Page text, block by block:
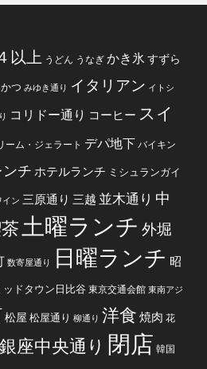
以上 うどん うなぎ かき氷 すずら
つ みゆき通り イタリアン イトシ
コリドー通り コーヒー スイ
ーム・ジェラート デパ地下 バイキン
ンチ ホテルランチ ミシュランガイ
イン 三原通り 三越 並木通り 中
土曜ランチ 外堀
数寄屋通り 日曜ランチ 昭
ッドタウン日比谷 東京交通会館 東南アジ
松屋 松屋通り 柳通り 洋食 焼肉 花
銀座中央通り 閉店 韓国